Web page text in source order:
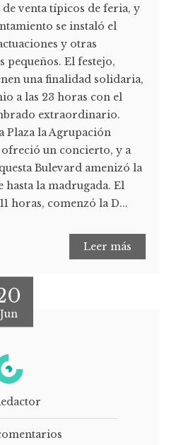
venta típicos de feria, y
se instaló el
y otras
pequeños. El festejo,
una finalidad solidaria,
a las 23 horas con el
extraordinario.
Plaza la Agrupación
un concierto, y a
Bulevard amenizó la
hasta la madrugada. El
horas, comenzó la D...
Leer más
Jun